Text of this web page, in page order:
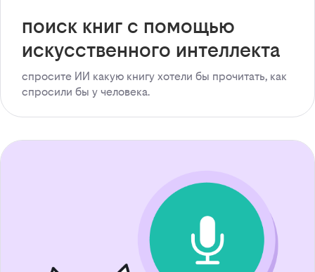
поиск книг с помощью
искусственного интеллекта
спросите ИИ какую книгу хотели бы прочитать, как
спросили бы у человека.